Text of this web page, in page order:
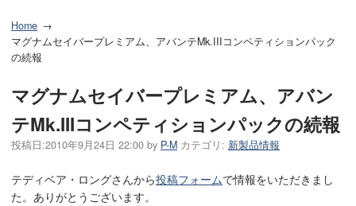
Home
マグナムセイバープレミアム、アバンテMk.IIIコンペティションパック
の続報
マグナムセイバープレミアム、アバン
テMk.IIIコンペティションパックの続報
投稿日:2010年9月24日 22:00 by P-M カテゴリ: 新製品情報
テディベア・ロングさんから投稿フォームで情報をいただきまし
た。ありがとうございます。